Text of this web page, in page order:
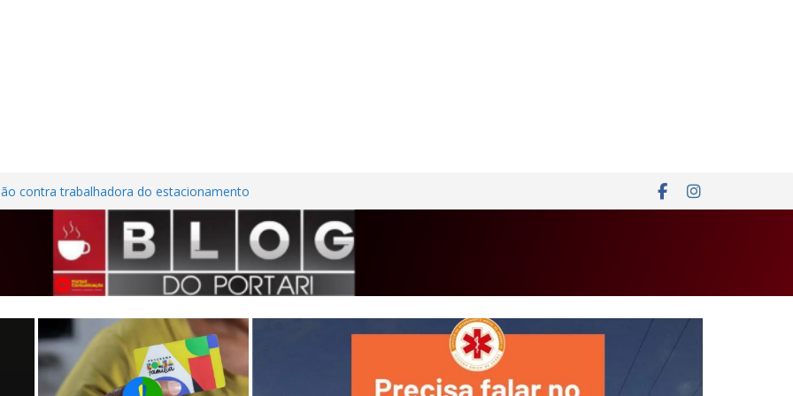
seguem em ritmo avançado
contra trabalhadora do estacionamento
Nordestina
casa desabitada e furtam bicicleta,
no Centro de Frutal